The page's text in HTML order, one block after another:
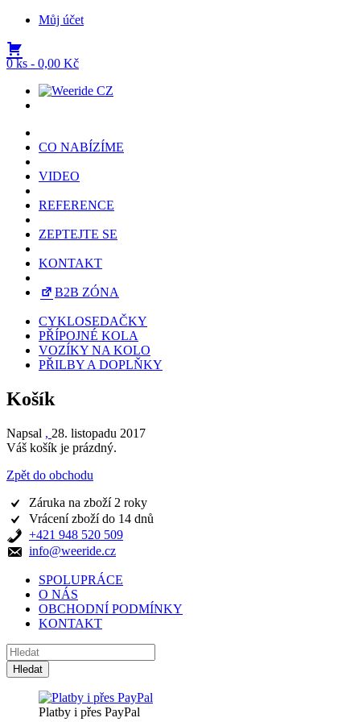
Můj účet
0 ks - 0,00 Kč
CO NABÍZÍME
VIDEO
REFERENCE
ZEPTEJTE SE
KONTAKT
B2B ZÓNA
CYKLOSEDAČKY
PŘÍPOJNÉ KOLA
VOZÍKY NA KOLO
PŘILBY A DOPLŇKY
Košík
Napsal , 28. listopadu 2017
Váš košík je prázdný.
Zpět do obchodu
Záruka na zboží 2 roky
Vrácení zboží do 14 dnů
+421 948 520 509
info@weeride.cz
SPOLUPRÁCE
O NÁS
OBCHODNÍ PODMÍNKY
KONTAKT
Platby i přes PayPal